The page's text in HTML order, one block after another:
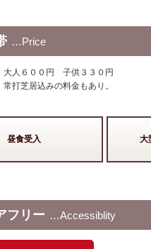
Price
大人６００円 子供３３０円
打芝居込みの料金もあり。
昼食受入 大
フリー Accessiblity